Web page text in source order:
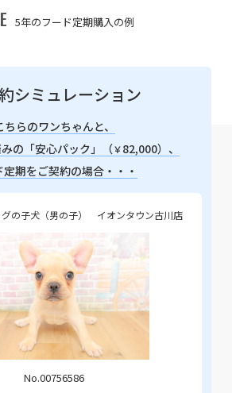
5年のフード定期購入の例
シミュレーション
ちらのワンちゃんと、
の「安心パック」（￥82,000）、
定期をご契約の場合・・・
グの子犬（男の子） イオンタウン古川店
No.00756586